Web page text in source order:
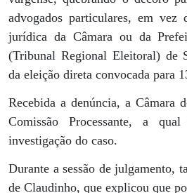
advogados particulares, em vez
jurídica da Câmara ou da
(Tribunal Regional Eleitoral) de
da eleição direta convocada para
Recebida a denúncia, a Câmara
Comissão Processante, a
investigação do caso.
Durante a sessão de julgamento,
de Claudinho, que explicou que